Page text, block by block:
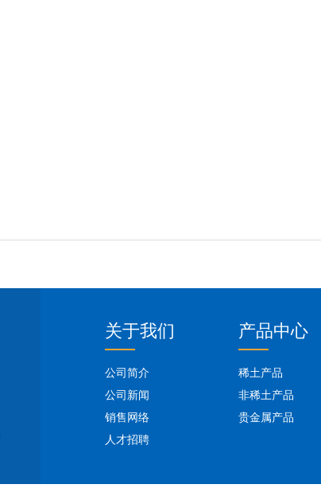
关于我们
公司简介
公司新闻
销售网络
人才招聘
产品中心
稀土产品
非稀土产品
贵金属产品